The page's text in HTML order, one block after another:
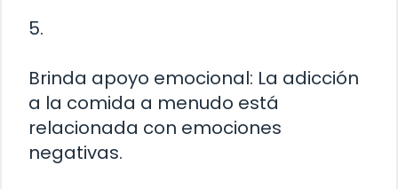
5.
Brinda apoyo emocional: La adicción
a la comida a menudo está
relacionada con emociones
negativas.